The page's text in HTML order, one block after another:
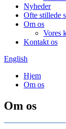
Nyheder
Ofte stillede
Om os
Vores
Kontakt os
English
Hjem
Om os
Om os